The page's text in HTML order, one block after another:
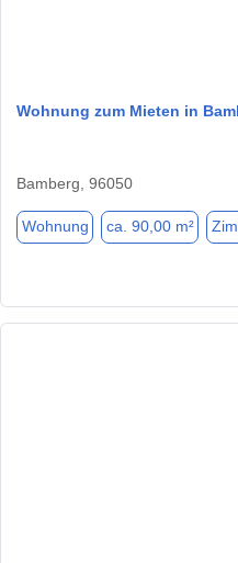
Wohnung zum Mieten in
Bamberg, 96050
Wohnung ca. 90,00 m²